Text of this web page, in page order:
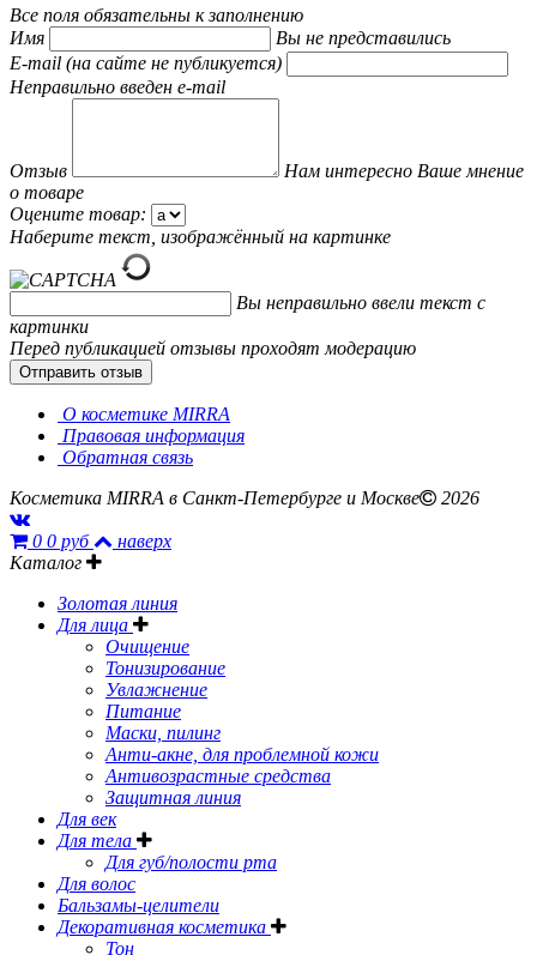
Все поля обязательны к заполнению
Имя
Вы не представились
E-mail (на сайте не публикуется)
Неправильно введен e-mail
Отзыв
Нам интересно Ваше мнение
о товаре
Оцените товар:
Наберите текст, изображённый на картинке
Вы неправильно ввели текст с
картинки
Перед публикацией отзывы проходят модерацию
О косметике MIRRA
Правовая информация
Обратная связь
Косметика MIRRA в Санкт-Петербурге и Москве
2026
0 0 руб
наверх
Каталог
Золотая линия
Для лица
Очищение
Тонизирование
Увлажнение
Питание
Маски, пилинг
Анти-акне, для проблемной кожи
Антивозрастные средства
Защитная линия
Для век
Для тела
Для губ/полости рта
Для волос
Бальзамы-целители
Декоративная косметика
Тон